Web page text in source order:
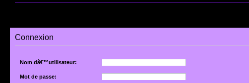
Connexion
Nom dâ€™utilisateur:
Mot de passe: